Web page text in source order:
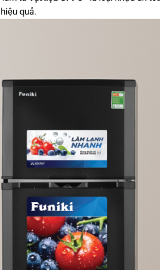
quả.